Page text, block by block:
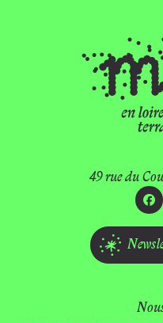
49 rue du